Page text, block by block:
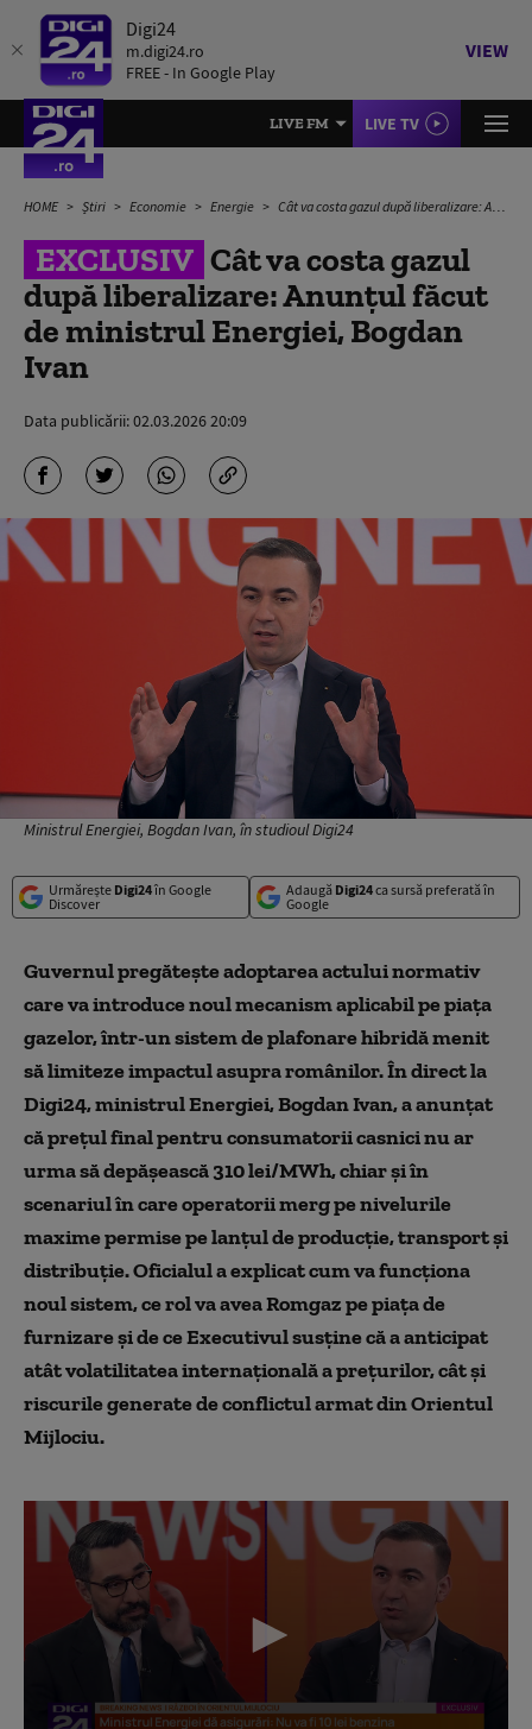
Digi24
m.digi24.ro
FREE - In Google Play
VIEW
LIVE FM LIVE TV
HOME Știri Economie Energie Cât va costa gazul după liberalizare: Anunțul făcut de ministrul Energiei, Bogdan Ivan
EXCLUSIV Cât va costa gazul
după liberalizare: Anunțul făcut
de ministrul Energiei, Bogdan
Ivan
Data publicării:02.03.2026 20:09
Ministrul Energiei, Bogdan Ivan, în studioul Digi24
Urmărește Digi24în Google
Discover
Adaugă Digi24ca sursă preferată în
Google
Guvernul pregătește adoptarea actului normativ
care va introduce noul mecanism aplicabil pe piața
gazelor, într-un sistem de plafonare hibridă menit
să limiteze impactul asupra românilor. În direct la
Digi24, ministrul Energiei, Bogdan Ivan, a anunțat
că prețul final pentru consumatorii casnici nu ar
urma să depășească 310 lei/MWh, chiar și în
scenariul în care operatorii merg pe nivelurile
maxime permise pe lanțul de producție, transport și
distribuție. Oficialul a explicat cum va funcționa
noul sistem, ce rol va avea Romgaz pe piața de
furnizare și de ce Executivul susține că a anticipat
atât volatilitatea internațională a prețurilor, cât și
riscurile generate de conflictul armat din Orientul
Mijlociu.